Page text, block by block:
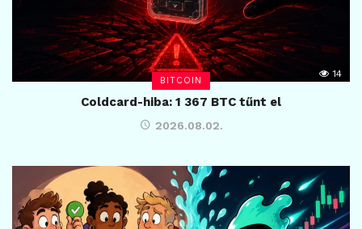
BITCOIN
14
Coldcard-hiba: 1 367 BTC tűnt el
2026.08.02.